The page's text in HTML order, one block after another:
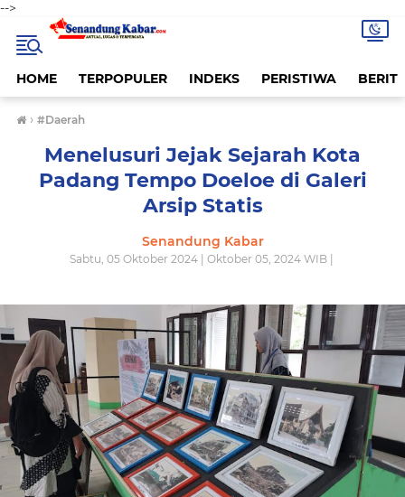
-->
HOME TERPOPULER INDEKS PERISTIWA
› #Daerah
Menelusuri Jejak Sejarah Kota
Padang Tempo Doeloe di Galeri
Arsip Statis
Senandung Kabar
Sabtu, 05 Oktober 2024 | Oktober 05, 2024 WIB |